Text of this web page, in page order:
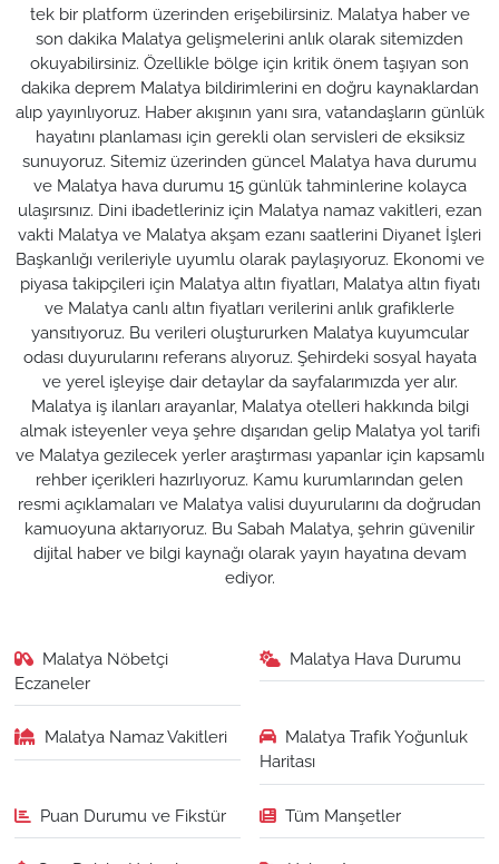
tek bir platform üzerinden erişebilirsiniz. Malatya haber ve
son dakika Malatya gelişmelerini anlık olarak sitemizden
okuyabilirsiniz. Özellikle bölge için kritik önem taşıyan son
dakika deprem Malatya bildirimlerini en doğru kaynaklardan
alıp yayınlıyoruz. Haber akışının yanı sıra, vatandaşların günlük
hayatını planlaması için gerekli olan servisleri de eksiksiz
sunuyoruz. Sitemiz üzerinden güncel Malatya hava durumu
ve Malatya hava durumu 15 günlük tahminlerine kolayca
ulaşırsınız. Dini ibadetleriniz için Malatya namaz vakitleri, ezan
vakti Malatya ve Malatya akşam ezanı saatlerini Diyanet İşleri
Başkanlığı verileriyle uyumlu olarak paylaşıyoruz. Ekonomi ve
piyasa takipçileri için Malatya altın fiyatları, Malatya altın fiyatı
ve Malatya canlı altın fiyatları verilerini anlık grafiklerle
yansıtıyoruz. Bu verileri oluştururken Malatya kuyumcular
odası duyurularını referans alıyoruz. Şehirdeki sosyal hayata
ve yerel işleyişe dair detaylar da sayfalarımızda yer alır.
Malatya iş ilanları arayanlar, Malatya otelleri hakkında bilgi
almak isteyenler veya şehre dışarıdan gelip Malatya yol tarifi
ve Malatya gezilecek yerler araştırması yapanlar için kapsamlı
rehber içerikleri hazırlıyoruz. Kamu kurumlarından gelen
resmi açıklamaları ve Malatya valisi duyurularını da doğrudan
kamuoyuna aktarıyoruz. Bu Sabah Malatya, şehrin güvenilir
dijital haber ve bilgi kaynağı olarak yayın hayatına devam
ediyor.
Malatya Nöbetçi
Eczaneler
Malatya Hava Durumu
Malatya Namaz Vakitleri
Malatya Trafik Yoğunluk
Haritası
Puan Durumu ve Fikstür Tüm Manşetler